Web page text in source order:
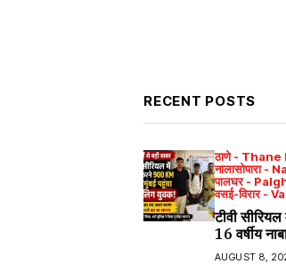
RECENT POSTS
ठाणे - Thane
नालासोपारा
पालघर -
वसई-विरार -
टीवी
16 वर्षीय
अकेले आया;
AUGUST 8,